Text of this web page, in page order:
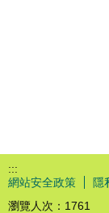
:::
網站安全政策
隱
瀏覽人次： 1761